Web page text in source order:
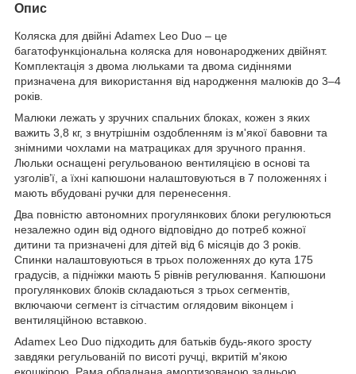
Опис
Коляска для двійні Adamex Leo Duo – це
багатофункціональна коляска для новонароджених двійнят.
Комплектація з двома люльками та двома сидіннями
призначена для використання від народження малюків до 3–4
років.
Малюки лежать у зручних спальних блоках, кожен з яких
важить 3,8 кг, з внутрішнім оздобленням із м'якої бавовни та
знімними чохлами на матрациках для зручного прання.
Люльки оснащені регульованою вентиляцією в основі та
узголів’ї, а їхні капюшони налаштовуються в 7 положеннях і
мають вбудовані ручки для перенесення.
Два повністю автономних прогулянкових блоки регулюються
незалежно один від одного відповідно до потреб кожної
дитини та призначені для дітей від 6 місяців до 3 років.
Спинки налаштовуються в трьох положеннях до кута 175
градусів, а підніжки мають 5 рівнів регулювання. Капюшони
прогулянкових блоків складаються з трьох сегментів,
включаючи сегмент із сітчастим оглядовим віконцем і
вентиляційною вставкою.
Adamex Leo Duo підходить для батьків будь-якого зросту
завдяки регульованій по висоті ручці, вкритій м'якою
екошкірою. Рама обладнана амортизованою задньою